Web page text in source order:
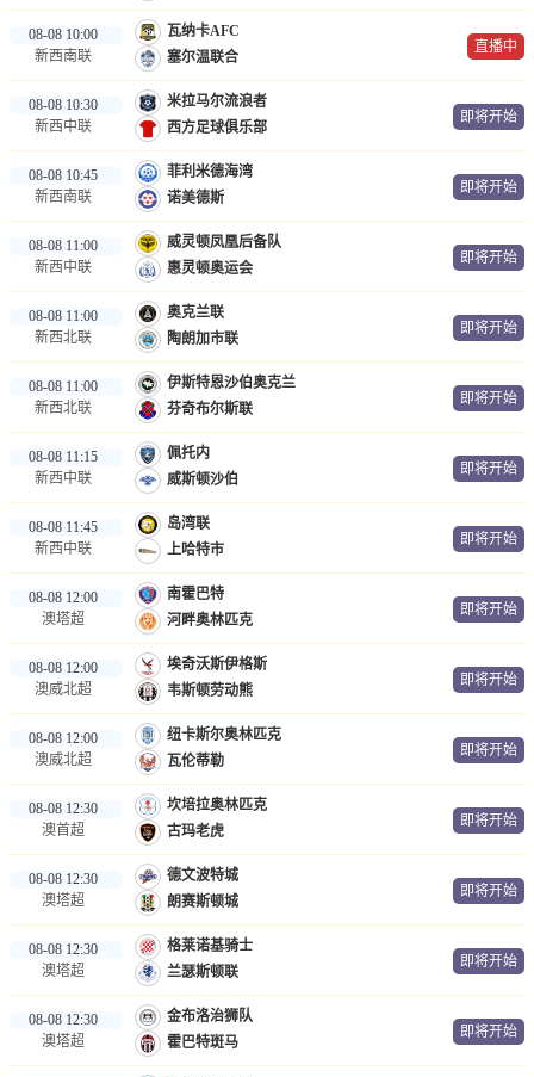
08-08 10:00
新西南联
瓦纳卡AFC
塞尔温联合
直播中
08-08 10:30
新西中联
米拉马尔流浪者
西方足球俱乐部
即将开始
08-08 10:45
新西南联
菲利米德海湾
诺美德斯
即将开始
08-08 11:00
新西中联
威灵顿凤凰后备队
惠灵顿奥运会
即将开始
08-08 11:00
新西北联
奥克兰联
陶朗加市联
即将开始
08-08 11:00
新西北联
伊斯特恩沙伯奥克兰
芬奇布尔斯联
即将开始
08-08 11:15
新西中联
佩托内
威斯顿沙伯
即将开始
08-08 11:45
新西中联
岛湾联
上哈特市
即将开始
08-08 12:00
澳塔超
南霍巴特
河畔奥林匹克
即将开始
08-08 12:00
澳威北超
埃奇沃斯伊格斯
韦斯顿劳动熊
即将开始
08-08 12:00
澳威北超
纽卡斯尔奥林匹克
瓦伦蒂勒
即将开始
08-08 12:30
澳首超
坎培拉奥林匹克
古玛老虎
即将开始
08-08 12:30
澳塔超
德文波特城
朗赛斯顿城
即将开始
08-08 12:30
澳塔超
格莱诺基骑士
兰瑟斯顿联
即将开始
08-08 12:30
澳塔超
金布洛治狮队
霍巴特斑马
即将开始